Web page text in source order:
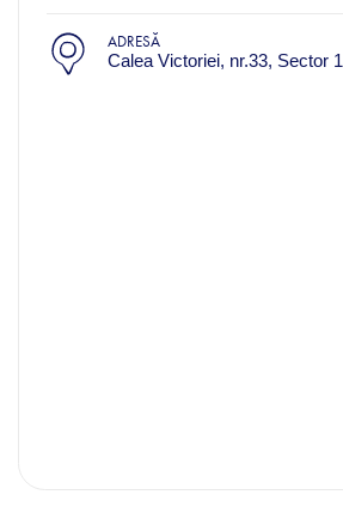
ADRESĂ
Calea Victoriei, nr.33, Sector 1